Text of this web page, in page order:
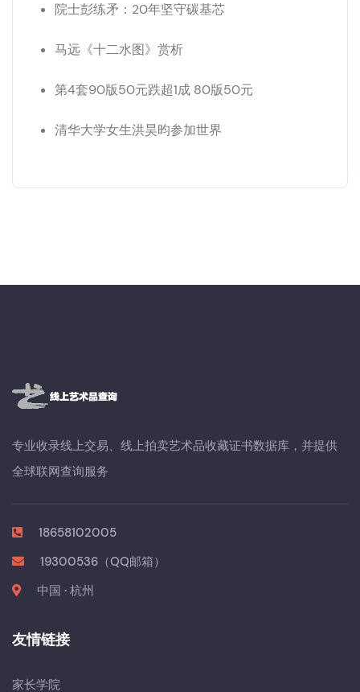
院士彭练矛：20年坚守碳基芯
马远《十二水图》赏析
第4套90版50元跌超1成 80版50元
清华大学女生洪昊昀参加世界
专业收录线上交易、线上拍卖艺术品收藏证书数据库，并提供
全球联网查询服务
18658102005
19300536（QQ邮箱）
中国 · 杭州
友情链接
家长学院